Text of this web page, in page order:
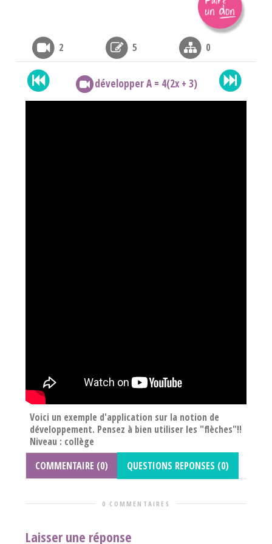
2 5 0
développer A = 4(2x + 3)
Voici un exemple d'application sur la notion de
développement. Pensez à bien utiliser les "flèches"!!
Niveau : collège
COMMENTAIRE (0)
QUESTIONS REPONSES (0)
0 COMMENTAIRES
Laisser une réponse